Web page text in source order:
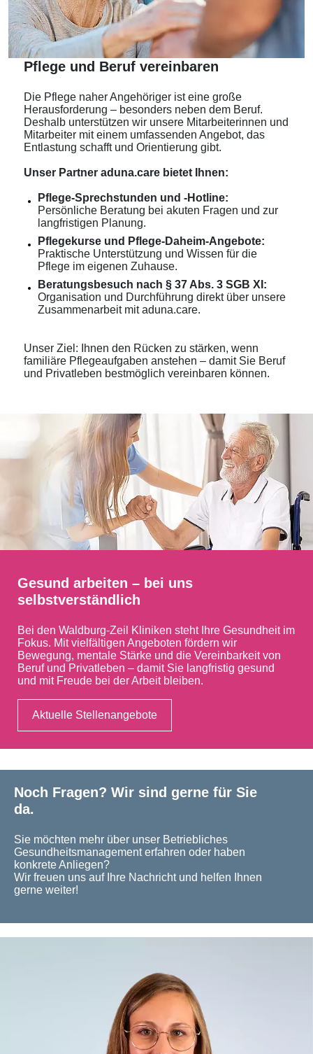
Pflege und Beruf vereinbaren
Die Pflege naher Angehöriger ist eine große
Herausforderung – besonders neben dem Beruf.
Deshalb unterstützen wir unsere Mitarbeiterinnen und
Mitarbeiter mit einem umfassenden Angebot, das
Entlastung schafft und Orientierung gibt.
Unser Partner aduna.care bietet Ihnen:
Pflege-Sprechstunden und -Hotline:
Persönliche Beratung bei akuten Fragen und zur
langfristigen Planung.
Pflegekurse und Pflege-Daheim-Angebote:
Praktische Unterstützung und Wissen für die
Pflege im eigenen Zuhause.
Beratungsbesuch nach § 37 Abs. 3 SGB XI:
Organisation und Durchführung direkt über unsere
Zusammenarbeit mit aduna.care.
Unser Ziel: Ihnen den Rücken zu stärken, wenn
familiäre Pflegeaufgaben anstehen – damit Sie Beruf
und Privatleben bestmöglich vereinbaren können.
Gesund arbeiten – bei uns
selbstverständlich
Bei den Waldburg-Zeil Kliniken steht Ihre Gesundheit im
Fokus. Mit vielfältigen Angeboten fördern wir
Bewegung, mentale Stärke und die Vereinbarkeit von
Beruf und Privatleben – damit Sie langfristig gesund
und mit Freude bei der Arbeit bleiben.
Aktuelle Stellenangebote
Noch Fragen? Wir sind gerne für Sie
da.
Sie möchten mehr über unser Betriebliches
Gesundheitsmanagement erfahren oder haben
konkrete Anliegen?
Wir freuen uns auf Ihre Nachricht und helfen Ihnen
gerne weiter!